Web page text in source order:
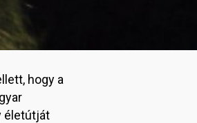
hogy a
életútját